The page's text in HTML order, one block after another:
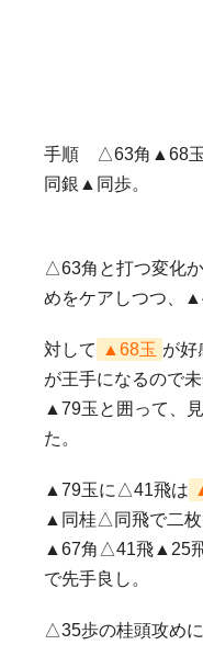
手順 △63角▲68
同銀▲同歩。
△63角と打つ変化
めをケアしつつ、
対して ▲68玉 が好
が王手になるので
▲79玉と囲って、
た。
▲79玉に△41飛は
▲同桂△同飛で二
▲67角△41飛▲25
で先手良し。
△35歩の桂頭攻め